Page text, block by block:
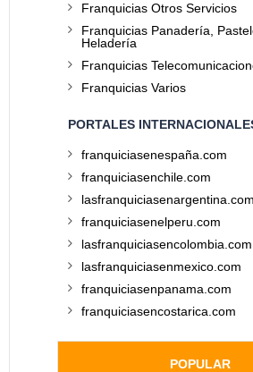
Franquicias Otros Servicios
Franquicias Panadería,
Heladería
Franquicias
Franquicias Varios
PORTALES
franquiciasenespaña.com
franquiciasenchile.com
lasfranquiciasenargentina.com
franquiciasenelperu.com
lasfranquiciasencolombia.com
lasfranquiciasenmexico.com
franquiciasenpanama.com
franquiciasencostarica.com
POPULAR